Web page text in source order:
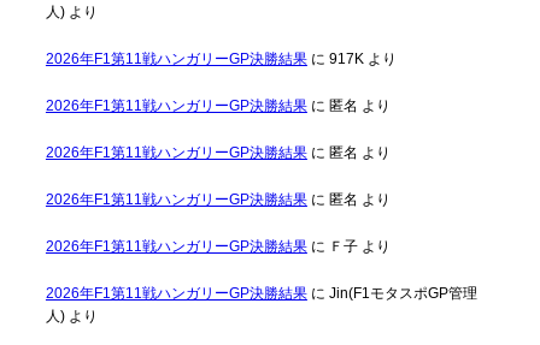
人)より
2026年F1第11戦ハンガリーGP決勝結果に 917K より
2026年F1第11戦ハンガリーGP決勝結果に 匿名 より
2026年F1第11戦ハンガリーGP決勝結果に 匿名 より
2026年F1第11戦ハンガリーGP決勝結果に 匿名 より
2026年F1第11戦ハンガリーGP決勝結果に Ｆ子より
2026年F1第11戦ハンガリーGP決勝結果に Jin(F1モタスポGP管理
人)より